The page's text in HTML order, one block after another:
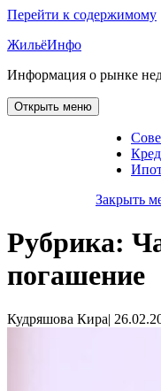
Перейти к содержимому
ЖильёИнфо
Информация о рынке
Открыть меню
Закрыть
Рубрика:
погашение
Кудряшова Кира|